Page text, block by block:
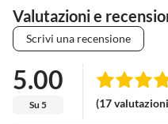
Valutazioni e
Scrivi una recensione
5.00
Su 5 (17